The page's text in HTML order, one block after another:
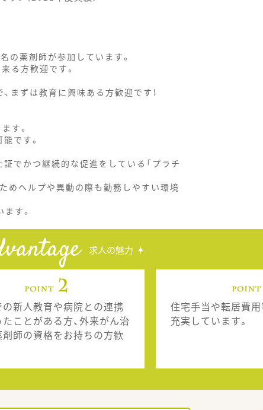
の薬剤師が参加しています。
る方歓迎です。
まずは教育に興味ある方歓迎です！
す。
です。
でかつ継続的な促進をしている「プラチ
めヘルプや異動の際も勤務しやすい環境
す。
求人の魅力
の新人教育や病院との連携
ことがある方、外来がん治
師の資格をお持ちの方歓
住宅手当や転居費
充実しています。